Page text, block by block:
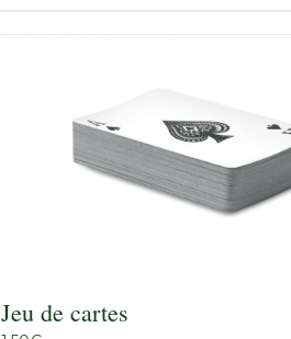
Jeu de cartes